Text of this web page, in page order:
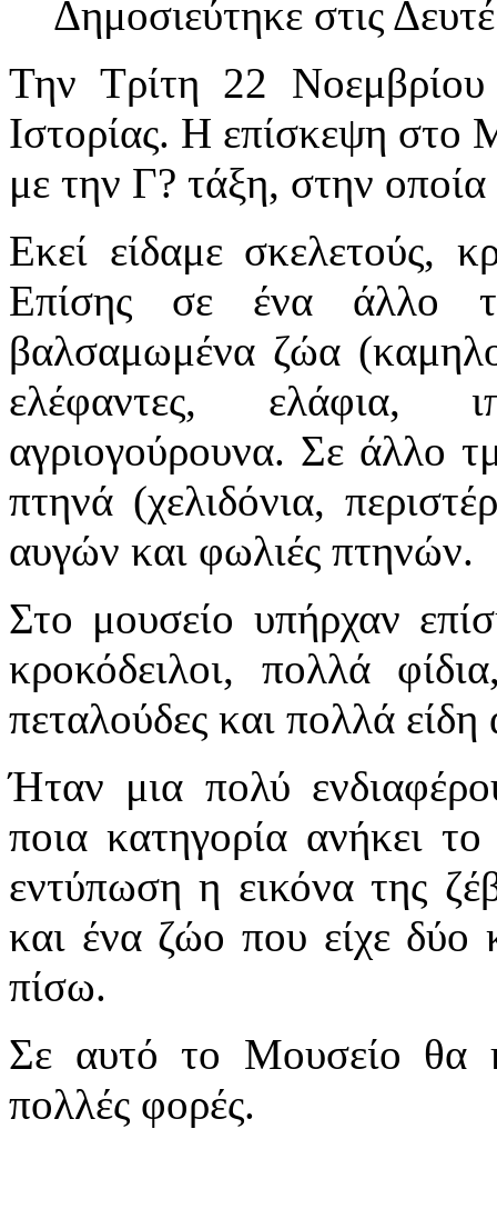
Δημοσιεύτηκε στις
Την Τρίτη 22
Ιστορίας. Η επίσκεψη στο
με την Γ? τάξη, στην
Εκεί είδαμε σκελετούς,
Επίσης σε ένα άλλο
βαλσαμωμένα ζώα
ελέφαντες, ελάφια,
αγριογούρουνα. Σε άλλο
πτηνά (χελιδόνια,
αυγών και φωλιές πτηνών.
Στο μουσείο υπήρχαν
κροκόδειλοι, πολλά
πεταλούδες και πολλά
Ήταν μια πολύ
ποια κατηγορία ανήκει
εντύπωση η εικόνα της
και ένα ζώο που είχε δύο
πίσω.
Σε αυτό το Μουσείο θα
πολλές φορές.